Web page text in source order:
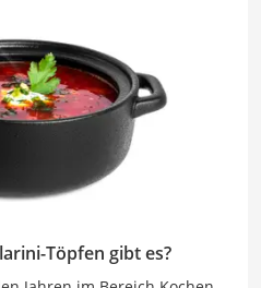
Töpfen gibt es?